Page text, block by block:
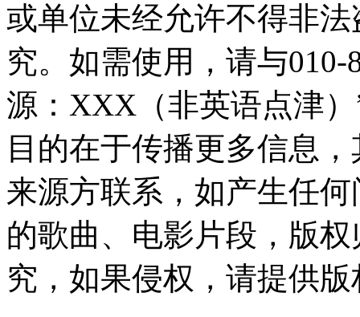
或单位未经允许不得非
究。如需使用，请与010-
源：XXX（非英语点津
目的在于传播更多信息
来源方联系，如产生任
的歌曲、电影片段，版
究，如果侵权，请提供